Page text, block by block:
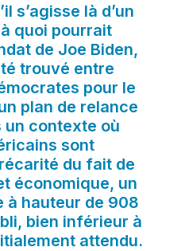
s’agisse là d’un
quoi pourrait
de Joe Biden,
trouvé entre
pour le
plan de relance
un contexte où
sont
du fait de
économique, un
à hauteur de 908
bien inférieur à
attendu.